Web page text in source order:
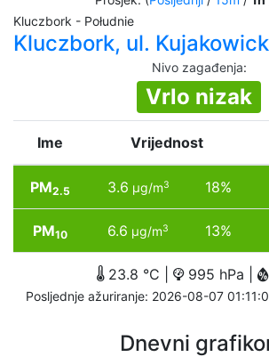
Kluczbork - Południe
Kluczbork, ul.
Nivo zagađenja:
Vrlo nizak
Ime Vrijednost
PM2.5 3.6 µg/m3 18%
PM10 6.6 µg/m3 13%
23.8 °C | 995 hPa |
Posljednje ažuriranje: 2026-08-07
Dnevni